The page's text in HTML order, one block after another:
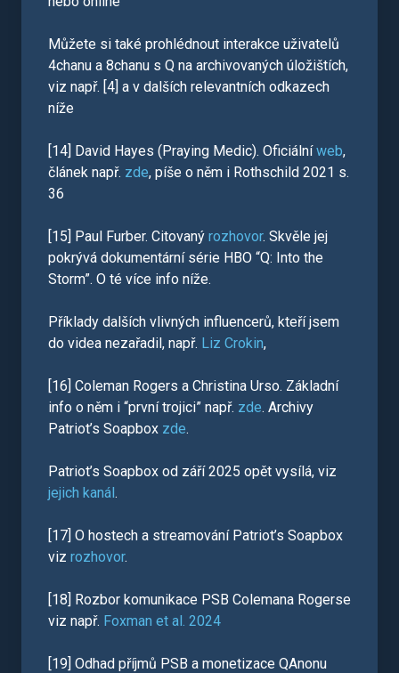
Můžete si také prohlédnout interakce uživatelů
4chanu a 8chanu s Q na archivovaných úložištích,
viz např. [4] a v dalších relevantních odkazech
níže
[14] David Hayes (Praying Medic). Oficiálníweb,
článek např. zde, píše o něm i Rothschild 2021 s.
36
[15] Paul Furber. Citovaný rozhovor. Skvěle jej
pokrývá dokumentární série HBO “Q: Into the
Storm”. O té více info níže.
Příklady dalších vlivných influencerů, kteří jsem
do videa nezařadil, např. Liz Crokin,
[16] Coleman Rogers a Christina Urso. Základní
info o něm i “první trojici” např. zde. Archivy
Patriot’s Soapbox zde.
Patriot’s Soapbox od září 2025 opět vysílá, viz
jejich kanál.
[17] O hostech a streamování Patriot’s Soapbox
viz rozhovor.
[18] Rozbor komunikace PSB Colemana Rogerse
viz např. Foxman et al. 2024
[19] Odhad příjmů PSB a monetizace QAnonu